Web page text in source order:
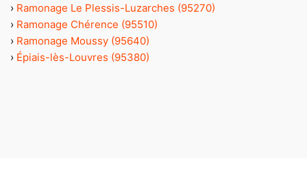
› Ramonage Le Plessis-Luzarches (95270)
› Ramonage Chérence (95510)
› Ramonage Moussy (95640)
› Épiais-lès-Louvres (95380)